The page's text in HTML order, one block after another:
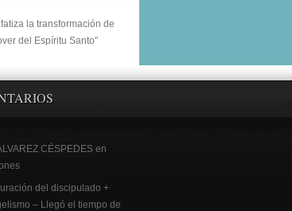
la transformación de
del Espíritu Santo"
CÉSPEDES en
del discipulado +
– Llegó el tiempo de